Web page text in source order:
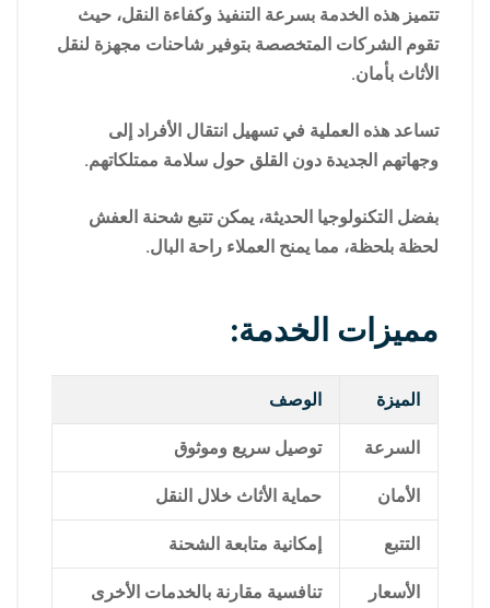
تتميز هذه الخدمة بسرعة التنفيذ وكفاءة النقل، حيث
تقوم الشركات المتخصصة بتوفير شاحنات مجهزة لنقل
الأثاث بأمان.
تساعد هذه العملية في تسهيل انتقال الأفراد إلى
وجهاتهم الجديدة دون القلق حول سلامة ممتلكاتهم.
بفضل التكنولوجيا الحديثة، يمكن تتبع شحنة العفش
لحظة بلحظة، مما يمنح العملاء راحة البال.
مميزات الخدمة:
الميزة الوصف
السرعة توصيل سريع وموثوق
الأمان حماية الأثاث خلال النقل
التتبع إمكانية متابعة الشحنة
الأسعار تنافسية مقارنة بالخدمات الأخرى